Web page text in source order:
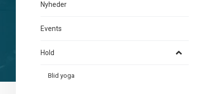
Nyheder
Events
Hold
Blid yoga